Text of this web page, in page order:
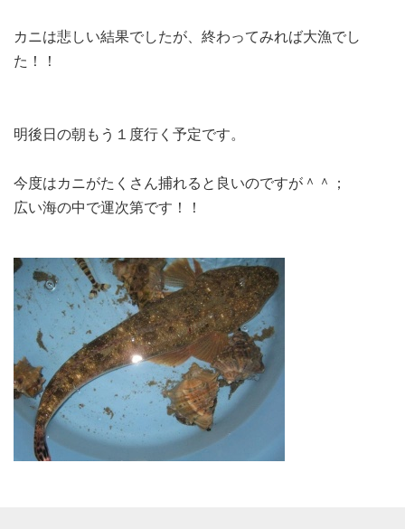
カニは悲しい結果でしたが、終わってみれば大漁でし
た！！
明後日の朝もう１度行く予定です。
今度はカニがたくさん捕れると良いのですが＾＾；
広い海の中で運次第です！！